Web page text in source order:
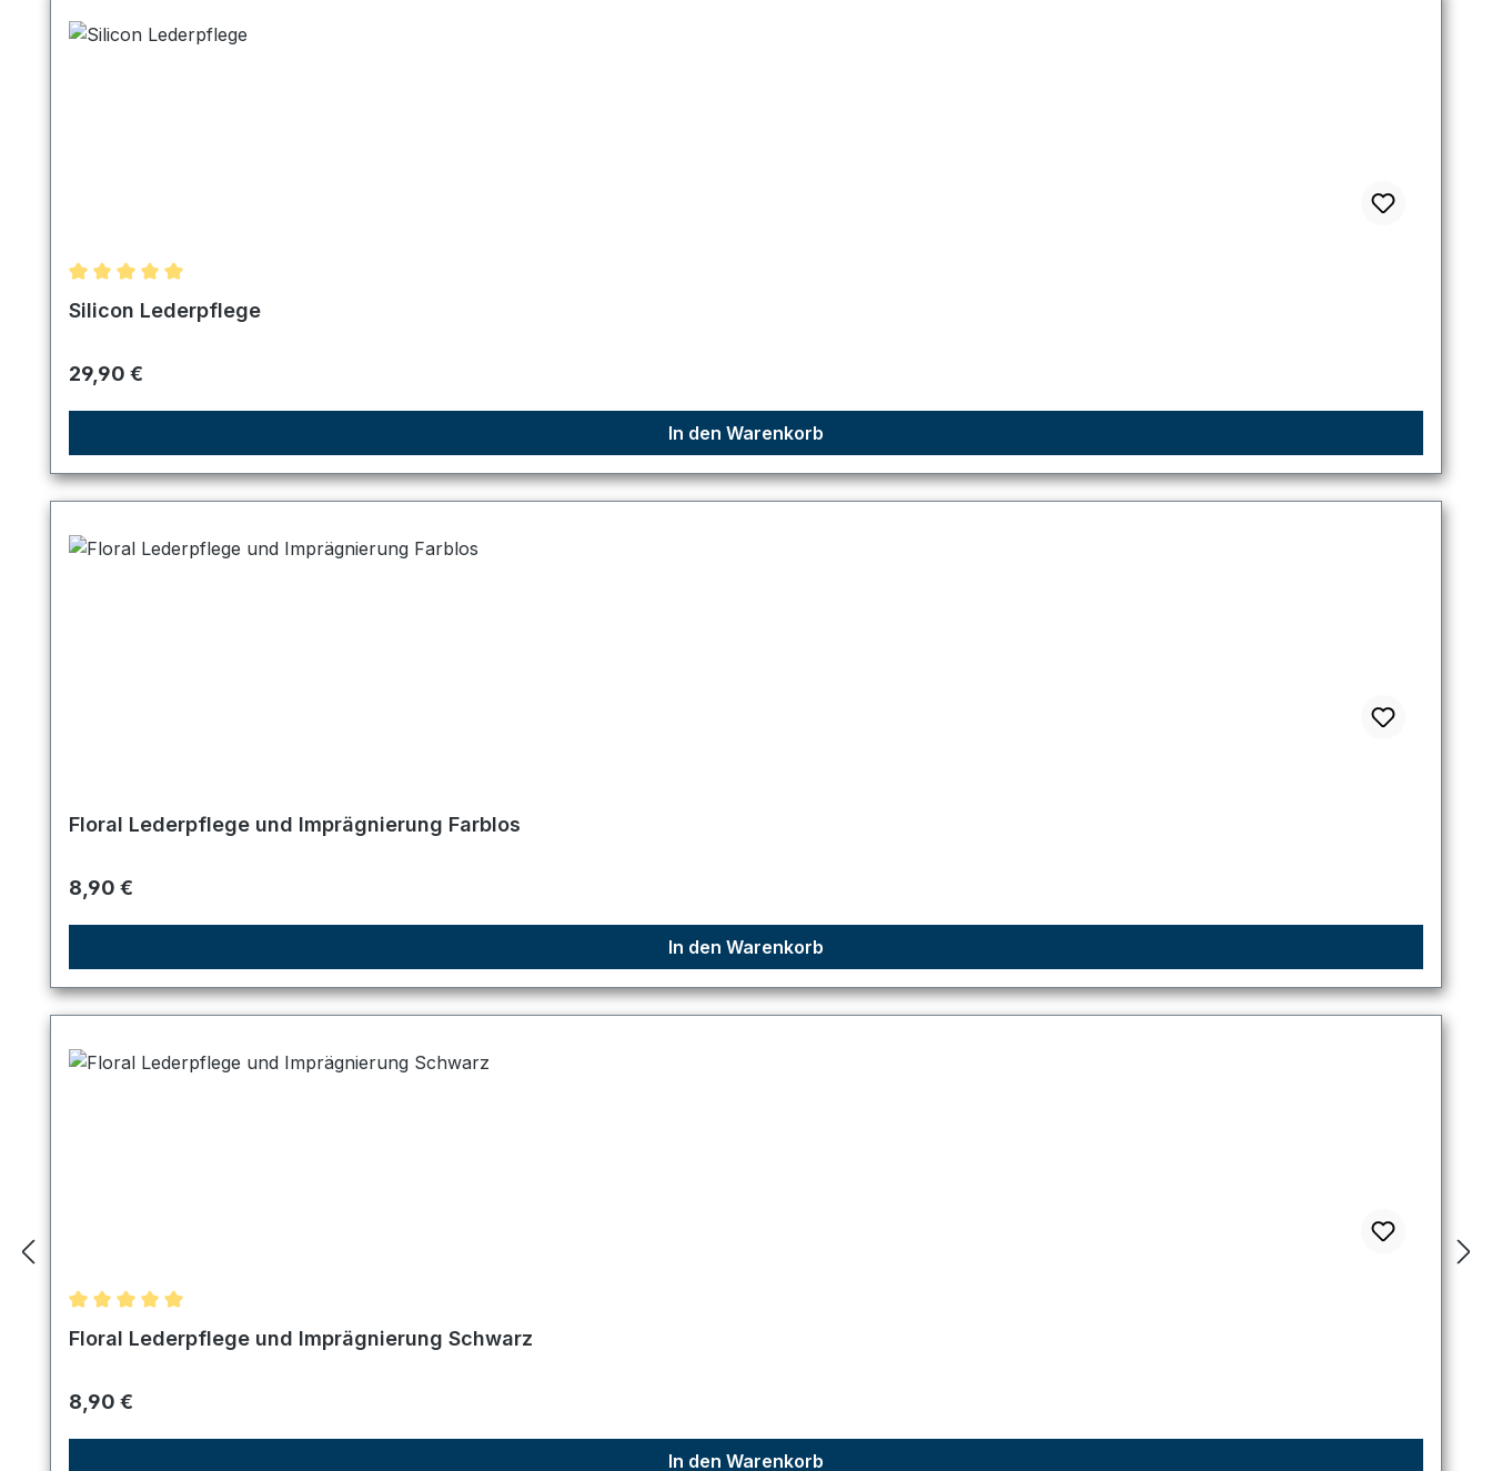
Durchschnittliche Bewertung von 5 von 5 Sternen
Silicon Lederpflege
Regulärer Preis:
29,90 €
In den Warenkorb
Floral Lederpflege und Imprägnierung Farblos
Regulärer Preis:
8,90 €
In den Warenkorb
Durchschnittliche Bewertung von 5 von 5 Sternen
Floral Lederpflege und Imprägnierung Schwarz
Regulärer Preis:
8,90 €
In den Warenkorb